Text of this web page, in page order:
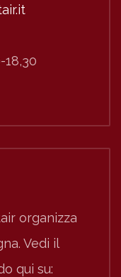
18,30
organizza
Vedi il
qui su: